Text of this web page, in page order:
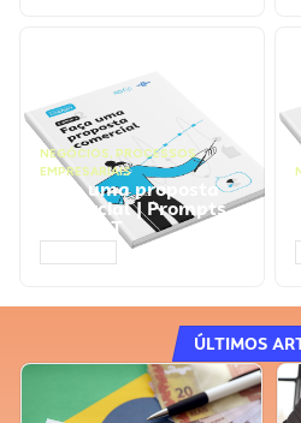
NEGÓCIOS, PROCESSOS
EMPRESARIAIS
Faça uma proposta
comercial | Prompts
ChatGPT
ÚLTIMOS